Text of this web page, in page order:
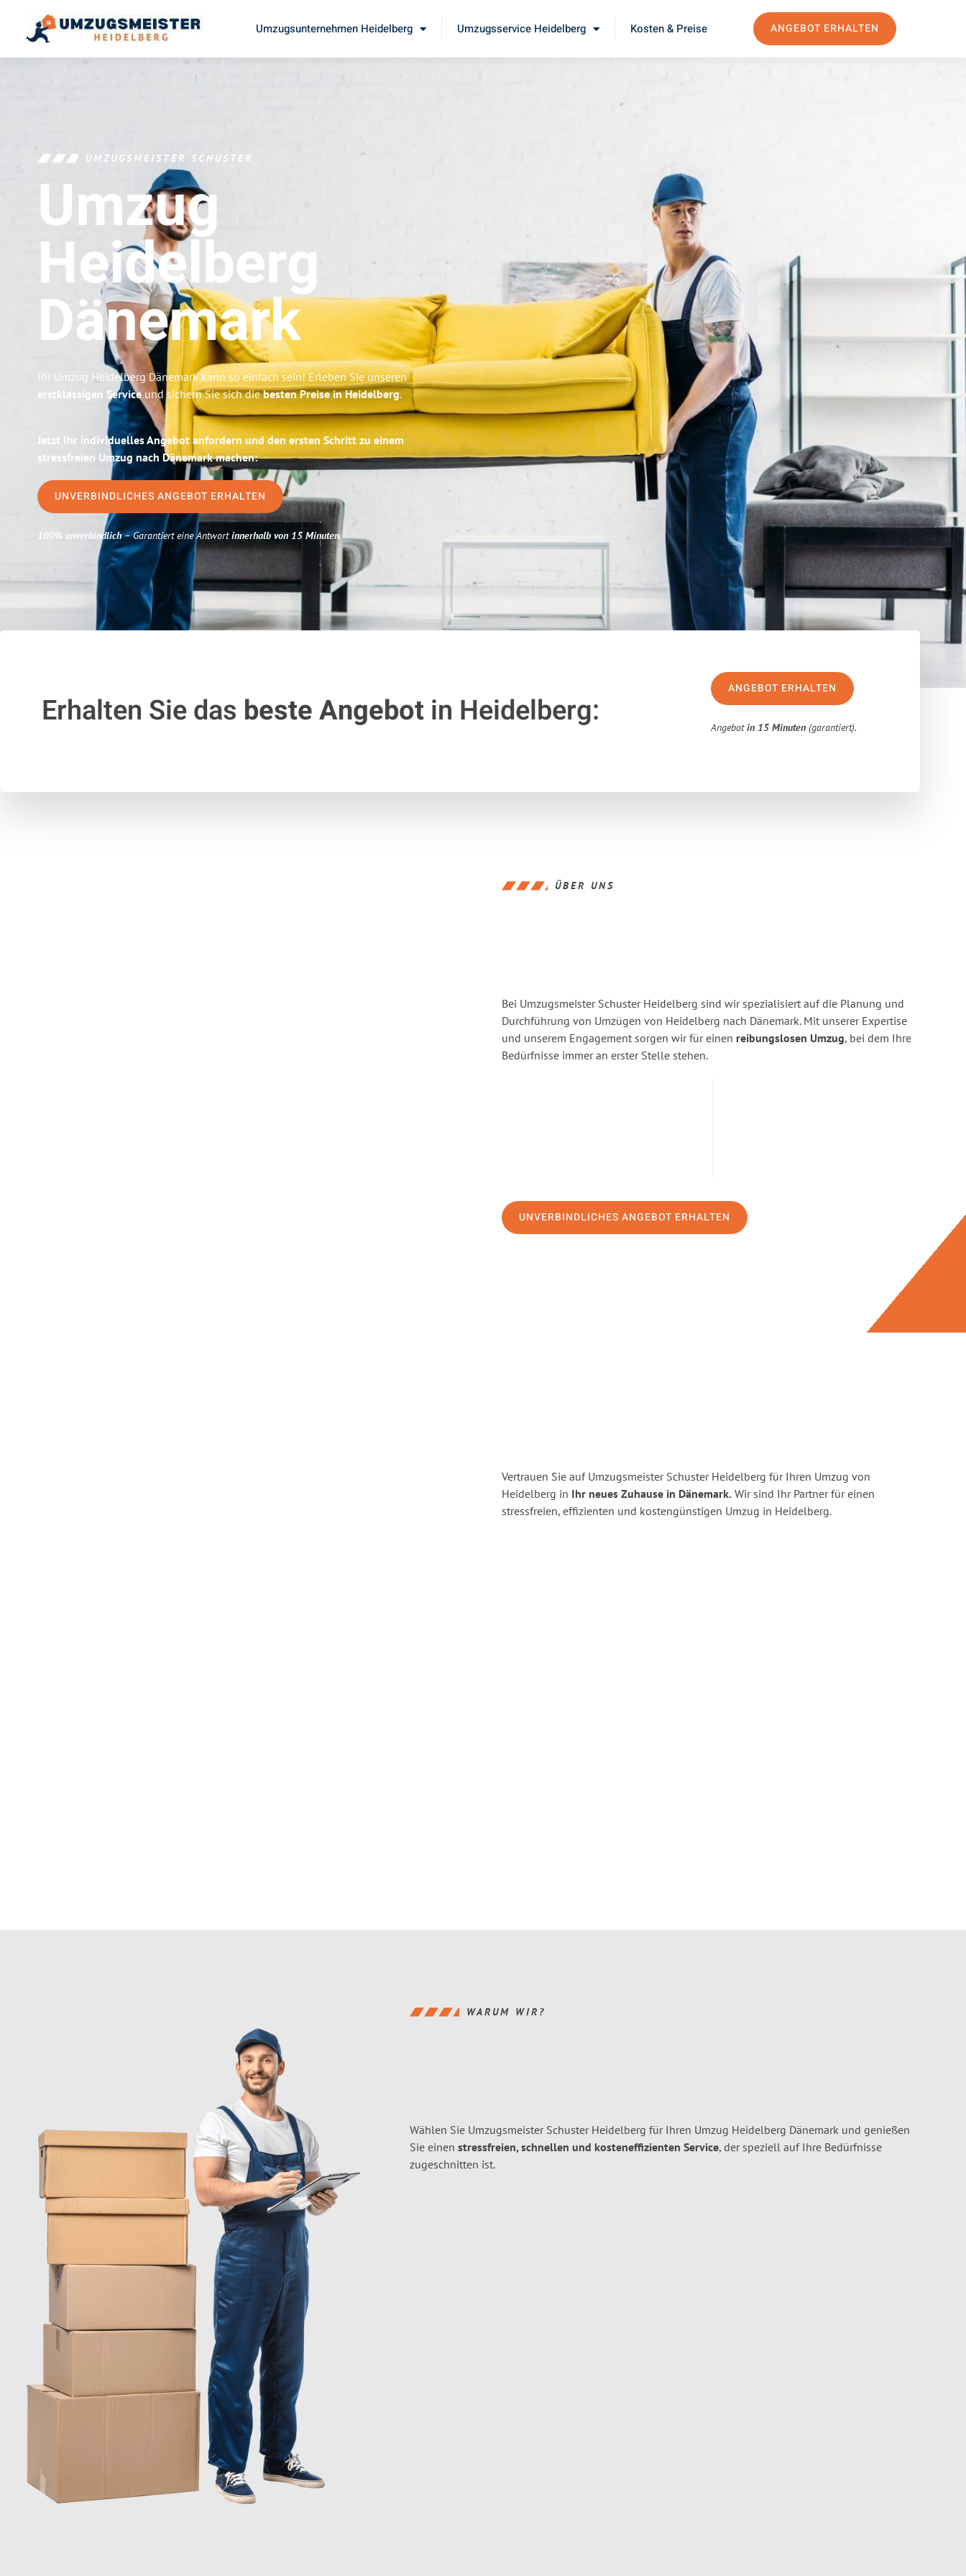
Umzugsunternehmen Heidelberg Umzugsservice Heidelberg Kosten & Preise ANGEBOT ERHALTEN
UMZUGSMEISTER SCHUSTER
Umzug
Heidelberg
Dänemark
Ihr Umzug Heidelberg Dänemark kann so einfach sein! Erleben Sie unseren
erstklassigen Serviceund sichern Sie sich diebesten Preise in Heidelberg.
Jetzt Ihr individuelles Angebot anfordern und den ersten Schritt zu einem
stressfreien Umzug nach Dänemark machen:
UNVERBINDLICHES ANGEBOT ERHALTEN
100% unverbindlich– Garantiert eine Antwortinnerhalb von 15 Minuten.
Erhalten Sie das beste Angebotin Heidelberg:
ANGEBOT ERHALTEN
Angebotin 15 Minuten (garantiert).
ÜBER UNS
Bei Umzugsmeister Schuster Heidelberg sind wir spezialisiert auf die Planung und
Durchführung von Umzügen von Heidelberg nach Dänemark. Mit unserer Expertise
und unserem Engagement sorgen wir für einen reibungslosen Umzug, bei dem Ihre
Bedürfnisse immer an erster Stelle stehen.
UNVERBINDLICHES ANGEBOT ERHALTEN
Vertrauen Sie auf Umzugsmeister Schuster Heidelberg für Ihren Umzug von
Heidelberg in Ihr neues Zuhause in Dänemark. Wir sind Ihr Partner für einen
stressfreien, effizienten und kostengünstigen Umzug in Heidelberg.
WARUM WIR?
Wählen Sie Umzugsmeister Schuster Heidelberg für Ihren Umzug Heidelberg Dänemark und genießen
Sie einen stressfreien, schnellen und kosteneffizienten Service, der speziell auf Ihre Bedürfnisse
zugeschnitten ist.